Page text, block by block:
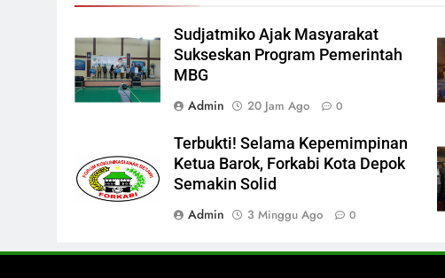
Sudjatmiko Ajak Masyarakat
Sukseskan Program Pemerintah
MBG
Admin
20 Jam Ago 0
Terbukti! Selama Kepemimpinan
Ketua Barok, Forkabi Kota Depok
Semakin Solid
Admin
3 Minggu Ago 0